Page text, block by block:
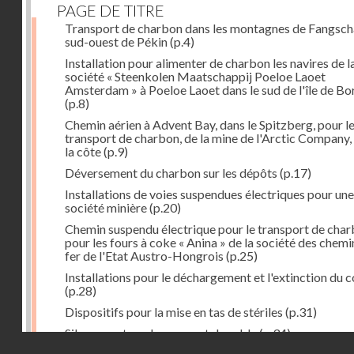
PAGE DE TITRE
Transport de charbon dans les montagnes de
sud-ouest de Pékin(p.4)
Installation pour alimenter de charbon les navires de
société « Steenkolen Maatschappij Poeloe Laoet
Amsterdam » à Poeloe Laoet dans le sud de l'île de
(p.8)
Chemin aérien à Advent Bay, dans le Spitzberg, pour le
transport de charbon, de la mine de l'Arctic Company,
la côte(p.9)
Déversement du charbon sur les dépôts (p.17)
Installations de voies suspendues électriques pour une
société minière(p.20)
Chemin suspendu électrique pour le transport de
pour les fours à coke « Anina » de la société des
fer de l'Etat Austro-Hongrois (p.25)
Installations pour le déchargement et l'extinction du
(p.28)
Dispositifs pour la mise en tas de stériles (p.31)
Silo servant au chargement du sable(p.34)